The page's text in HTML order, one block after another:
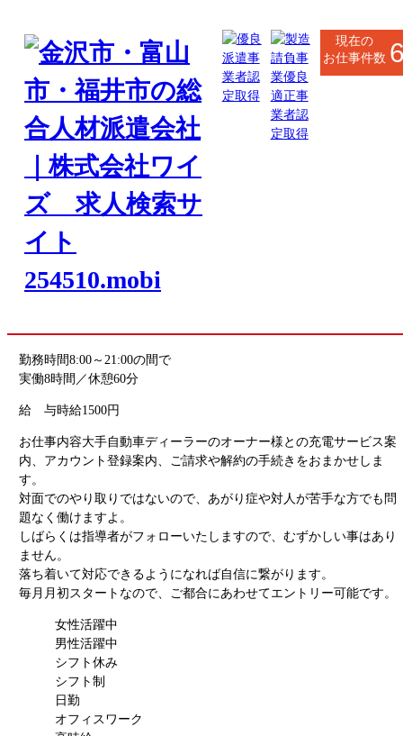
現在の
お仕事件数
高岡市・射水市・氷見市
サービス系
事務系
自動車オーナーの電話オペレーター
お仕事番号
勤務時間8:00～21:00の間で
実働8時間／休憩60分
給 与時給1500円
お仕事内容大手自動車ディーラーのオーナー様との充電サービス案
内、アカウント登録案内、ご請求や解約の手続きをおまかせしま
す。
対面でのやり取りではないので、あがり症や対人が苦手な方でも問
題なく働けますよ。
しばらくは指導者がフォローいたしますので、むずかしい事はあり
ません。
落ち着いて対応できるようになれば自信に繋がります。
毎月月初スタートなので、ご都合にあわせてエントリー可能です。
女性活躍中
男性活躍中
シフト休み
シフト制
日勤
オフィスワーク